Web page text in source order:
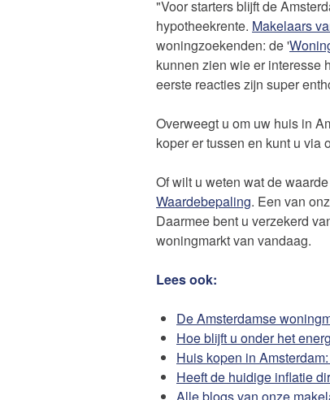
"Voor starters blijft de
hypotheekrente. Makelaars
woningzoekenden: de '
kunnen zien wie er interesse
eerste reacties zijn super
Overweegt u om uw huis in
koper er tussen en kunt u via
Of wilt u weten wat de
Waardebepaling. Een van
Daarmee bent u verzekerd
woningmarkt van vandaag.
Lees ook:
De Amsterdamse
Hoe blijft u onder het
Huis kopen in
Heeft de huidige inflatie